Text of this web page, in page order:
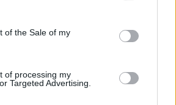
of the Sale of my
of processing my
Targeted Advertising.
από τον τηλεοπτικό σταθμό
απολύθηκε από την